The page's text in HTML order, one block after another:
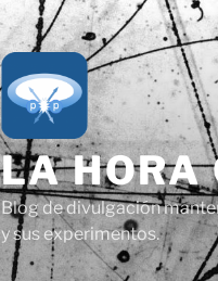
LA HORA
Blog de divulgación
y sus experimentos.